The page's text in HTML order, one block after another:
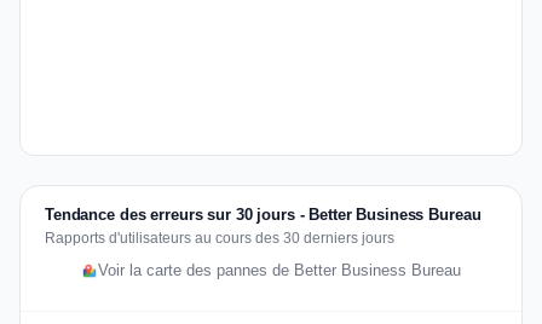
Tendance des erreurs sur 30 jours - Better Business Bureau
Rapports d'utilisateurs au cours des 30 derniers jours
Voir la carte des pannes de Better Business Bureau